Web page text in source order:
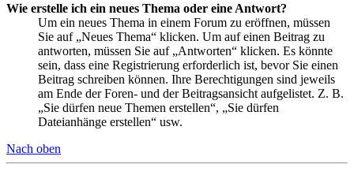
Wie erstelle ich ein neues Thema oder eine Antwort?
Um ein neues Thema in einem Forum zu eröffnen, müssen
Sie auf „Neues Thema“ klicken. Um auf einen Beitrag zu
antworten, müssen Sie auf „Antworten“ klicken. Es könnte
sein, dass eine Registrierung erforderlich ist, bevor Sie einen
Beitrag schreiben können. Ihre Berechtigungen sind jeweils
am Ende der Foren- und der Beitragsansicht aufgelistet. Z. B.
„Sie dürfen neue Themen erstellen“, „Sie dürfen
Dateianhänge erstellen“ usw.
Nach oben